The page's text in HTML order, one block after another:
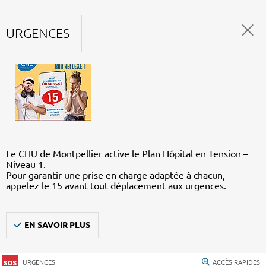
URGENCES
Le CHU de Montpellier active le Plan Hôpital en Tension –
Niveau 1.
Pour garantir une prise en charge adaptée à chacun,
appelez le 15 avant tout déplacement aux urgences.
EN SAVOIR PLUS
URGENCES ACCÈS RAPIDES